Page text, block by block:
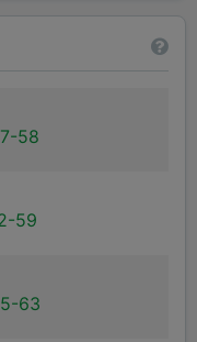
58
59
63